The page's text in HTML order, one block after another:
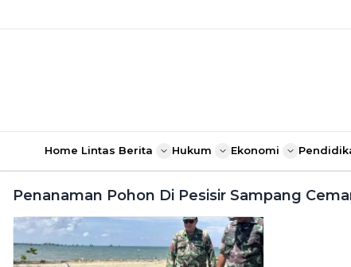
Home Lintas Berita Hukum Ekonomi
Penanaman Pohon Di Pesisir Sampang